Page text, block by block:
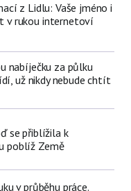
z Lidlu: Vaše jméno i
v rukou internetoví
nabíječku za půlku
už nikdy nebude chtít
se přiblížila k
poblíž Země
v průběhu práce.